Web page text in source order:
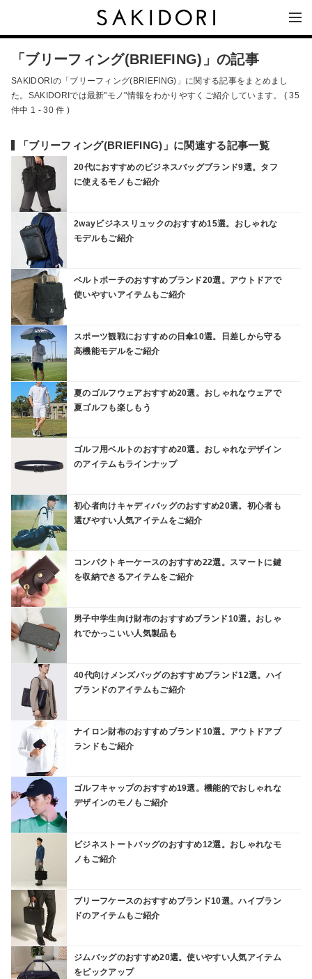
「ブリーフィング(BRIEFING)」の記事
SAKIDORIの「ブリーフィング(BRIEFING)」に関する記事をまとめまし
た。SAKIDORIでは最新"モノ"情報をわかりやすくご紹介しています。 ( 35
件中 1 - 30 件 )
「ブリーフィング(BRIEFING)」に関連する記事一覧
20代におすすめのビジネスバッグブランド9選。タフ
に使えるモノもご紹介
2wayビジネスリュックのおすすめ15選。おしゃれな
モデルもご紹介
ベルトポーチのおすすめブランド20選。アウトドアで
使いやすいアイテムもご紹介
スポーツ観戦におすすめの日傘10選。日差しから守る
高機能モデルをご紹介
夏のゴルフウェアおすすめ20選。おしゃれなウェアで
夏ゴルフも楽しもう
ゴルフ用ベルトのおすすめ20選。おしゃれなデザイン
のアイテムもラインナップ
初心者向けキャディバッグのおすすめ20選。初心者も
選びやすい人気アイテムをご紹介
コンパクトキーケースのおすすめ22選。スマートに鍵
を収納できるアイテムをご紹介
男子中学生向け財布のおすすめブランド10選。おしゃ
れでかっこいい人気製品も
40代向けメンズバッグのおすすめブランド12選。ハイ
ブランドのアイテムもご紹介
ナイロン財布のおすすめブランド10選。アウトドアブ
ランドもご紹介
ゴルフキャップのおすすめ19選。機能的でおしゃれな
デザインのモノもご紹介
ビジネストートバッグのおすすめ12選。おしゃれなモ
ノもご紹介
ブリーフケースのおすすめブランド10選。ハイブラン
ドのアイテムもご紹介
ジムバッグのおすすめ20選。使いやすい人気アイテム
をピックアップ